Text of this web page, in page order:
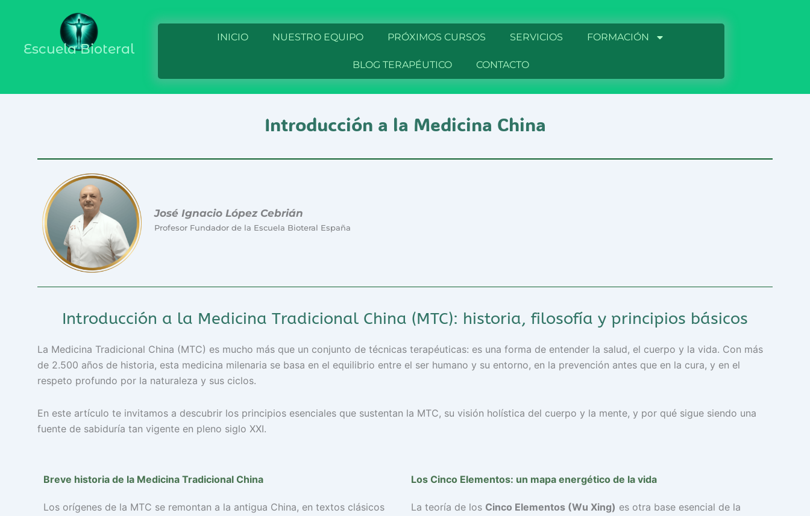
Escuela Bioteral
INICIO NUESTRO EQUIPO PRÓXIMOS CURSOS SERVICIOS FORMACIÓN
BLOG TERAPÉUTICO CONTACTO
Introducción a la Medicina China
José Ignacio López Cebrián
Profesor Fundador de la Escuela Bioteral España
Introducción a la Medicina Tradicional China (MTC): historia, filosofía y principios básicos
La Medicina Tradicional China (MTC) es mucho más que un conjunto de técnicas terapéuticas: es una forma de entender la salud, el cuerpo y la vida. Con más
de 2.500 años de historia, esta medicina milenaria se basa en el equilibrio entre el ser humano y su entorno, en la prevención antes que en la cura, y en el
respeto profundo por la naturaleza y sus ciclos.
En este artículo te invitamos a descubrir los principios esenciales que sustentan la MTC, su visión holística del cuerpo y la mente, y por qué sigue siendo una
fuente de sabiduría tan vigente en pleno siglo XXI.
Los Cinco Elementos: un mapa energético de la vida
La teoría de los Cinco Elementos (Wu Xing) es otra base esencial de la
Breve historia de la Medicina Tradicional China
Los orígenes de la MTC se remontan a la antigua China, en textos clásicos